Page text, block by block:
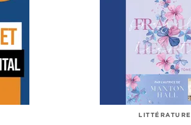
LITTÉRATURE